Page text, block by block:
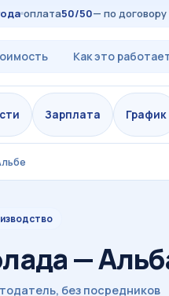
оплата50/50— по договору и
Как это
Зарплата График
—
без посредников